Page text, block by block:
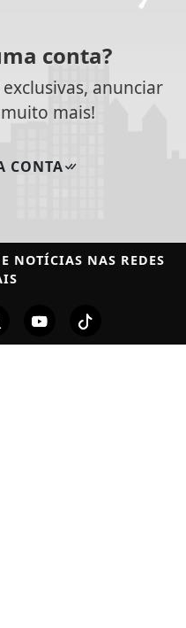
conta?
anunciar
mais!
CONTA
NOTÍCIAS NAS REDES